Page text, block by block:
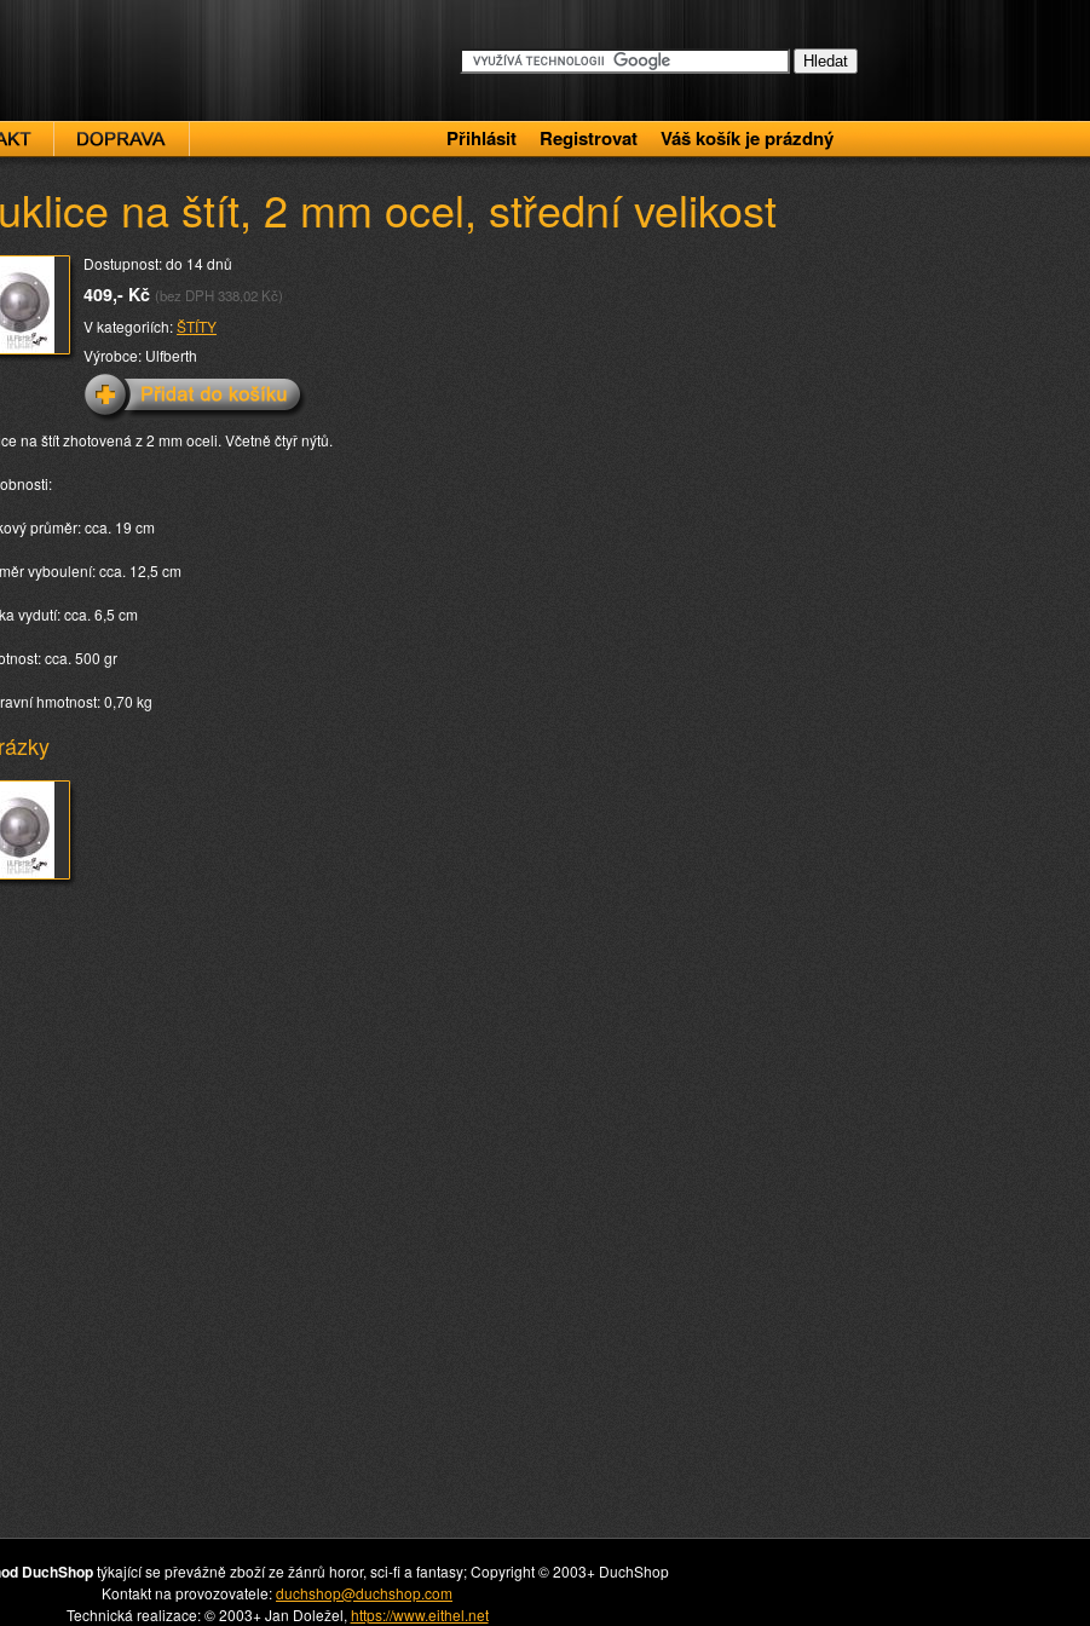
Přihlásit Registrovat Váš košík je prázdný
na štít, 2 mm ocel, střední velikost
Dostupnost: do 14 dnů
409,- Kč (bez DPH 338,02 Kč)
V kategoriích:ŠTÍTY
Výrobce: Ulfberth
na štít zhotovená z 2 mm oceli. Včetně čtyř nýtů.
průměr: cca. 19 cm
vyboulení: cca. 12,5 cm
vydutí: cca. 6,5 cm
cca. 500 gr
hmotnost: 0,70 kg
DuchShoptýkající se převážně zboží ze žánrů horor, sci-fi a fantasy; Copyright © 2003+ DuchShop
Kontakt na provozovatele:duchshop@duchshop.com
Technická realizace: © 2003+ Jan Doležel, https://www.eithel.net